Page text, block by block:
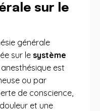
sur le
générale
sur le système
anesthésique est
ou par
de conscience,
et une